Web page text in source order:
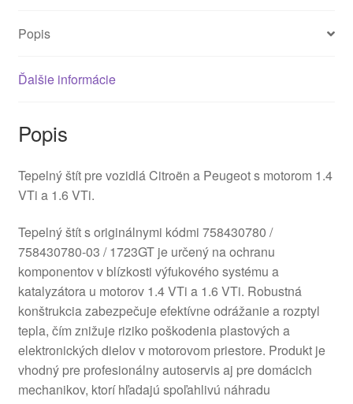
Popis
Ďalšie informácie
Popis
Tepelný štít pre vozidlá Citroën a Peugeot s motorom 1.4
VTi a 1.6 VTi.
Tepelný štít s originálnymi kódmi 758430780 /
758430780-03 / 1723GT je určený na ochranu
komponentov v blízkosti výfukového systému a
katalyzátora u motorov 1.4 VTi a 1.6 VTi. Robustná
konštrukcia zabezpečuje efektívne odrážanie a rozptyl
tepla, čím znižuje riziko poškodenia plastových a
elektronických dielov v motorovom priestore. Produkt je
vhodný pre profesionálny autoservis aj pre domácich
mechanikov, ktorí hľadajú spoľahlivú náhradu